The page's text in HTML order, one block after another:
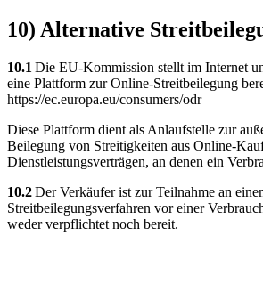
10) Alternative
10.1 Die EU-Kommission stellt im Internet
eine Plattform zur Online-Streitbeilegung
https://ec.europa.eu/consumers/odr
Diese Plattform dient als Anlaufstelle zur
Beilegung von Streitigkeiten aus Online-
Dienstleistungsverträgen, an denen ein
10.2Der Verkäufer ist zur Teilnahme an
Streitbeilegungsverfahren vor einer
weder verpflichtet noch bereit.